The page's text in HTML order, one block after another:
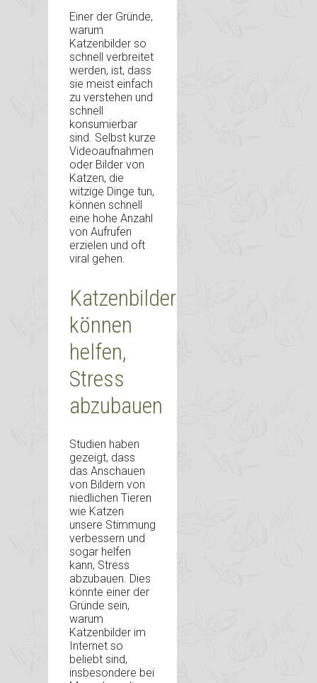
Einer der Gründe,
warum
Katzenbilder so
schnell verbreitet
werden, ist, dass
sie meist einfach
zu verstehen und
schnell
konsumierbar
sind. Selbst kurze
Videoaufnahmen
oder Bilder von
Katzen, die
witzige Dinge tun,
können schnell
eine hohe Anzahl
von Aufrufen
erzielen und oft
viral gehen.
Katzenbilder
können
helfen,
Stress
abzubauen
Studien haben
gezeigt, dass
das Anschauen
von Bildern von
niedlichen Tieren
wie Katzen
unsere Stimmung
verbessern und
sogar helfen
kann, Stress
abzubauen. Dies
könnte einer der
Gründe sein,
warum
Katzenbilder im
Internet so
beliebt sind,
insbesondere bei